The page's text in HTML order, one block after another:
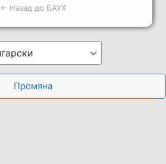
← Назад до БАУХ